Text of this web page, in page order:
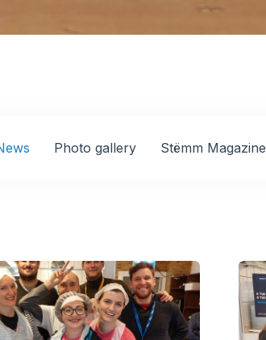
Photo gallery Stëmm Magazine